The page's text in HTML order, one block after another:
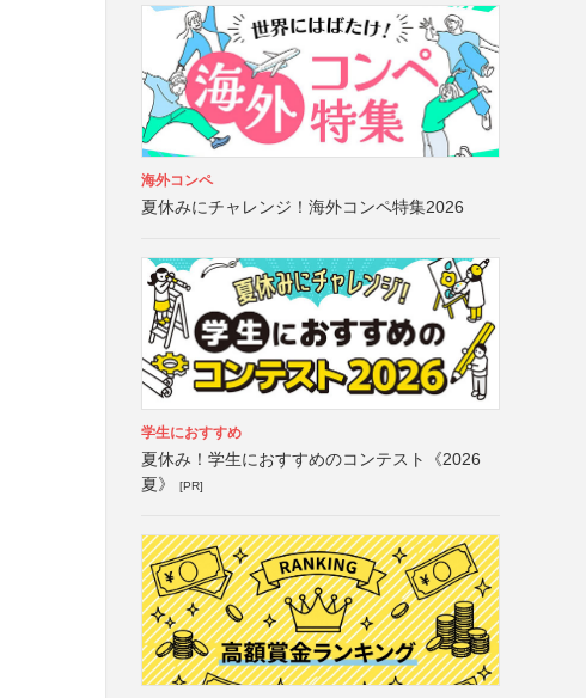
海外コンペ
夏休みにチャレンジ！海外コンペ特集2026
学生におすすめ
夏休み！学生におすすめのコンテスト《2026
夏》
[PR]